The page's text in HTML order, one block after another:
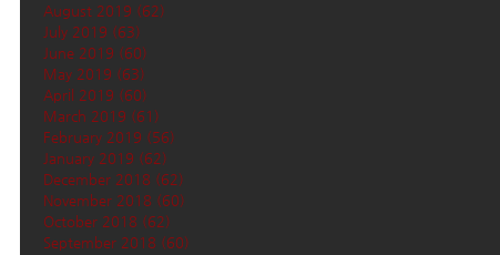
August 2019 (62)
July 2019 (63)
June 2019 (60)
May 2019 (63)
April 2019 (60)
March 2019 (61)
February 2019 (56)
January 2019 (62)
December 2018 (62)
November 2018 (60)
October 2018 (62)
September 2018 (60)